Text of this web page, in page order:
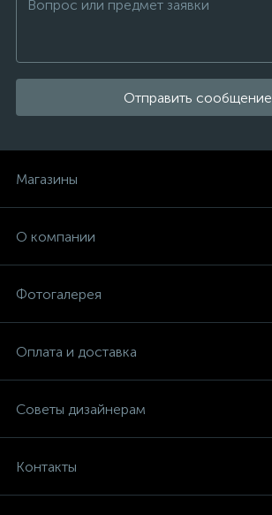
Отправить сообщение
Магазины
О компании
Фотогалерея
Оплата и доставка
Советы дизайнерам
Контакты